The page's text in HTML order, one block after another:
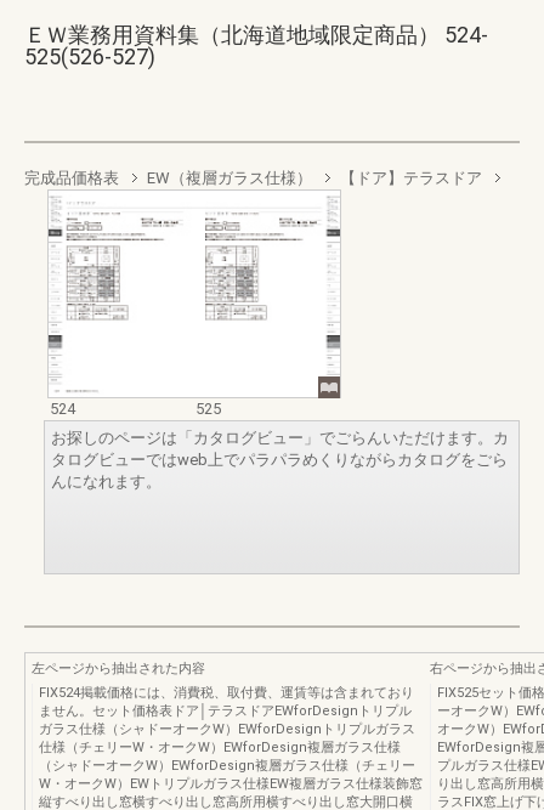
ＥＷ業務用資料集（北海道地域限定商品） 524-
525(526-527)
完成品価格表 EW（複層ガラス仕様） 【ドア】テラスドア
524
525
お探しのページは「カタログビュー」でごらんいただけます。カ
タログビューではweb上でパラパラめくりながらカタログをごら
んになれます。
左ページから抽出された内容
FIX524掲載価格には、消費税、取付費、運賃等は含まれており
ません。セット価格表ドア│テラスドアEWforDesignトリプル
ガラス仕様（シャドーオークW）EWforDesignトリプルガラス
仕様（チェリーW・オークW）EWforDesign複層ガラス仕様
（シャドーオークW）EWforDesign複層ガラス仕様（チェリー
W・オークW）EWトリプルガラス仕様EW複層ガラス仕様装飾窓
縦すべり出し窓横すべり出し窓高所用横すべり出し窓大開口横
右ページから抽出
FIX525セット価
ーオークW）
オークW）
EWforDesign複
プルガラス仕様
り出し窓高所用
ラスFIX窓上げ下